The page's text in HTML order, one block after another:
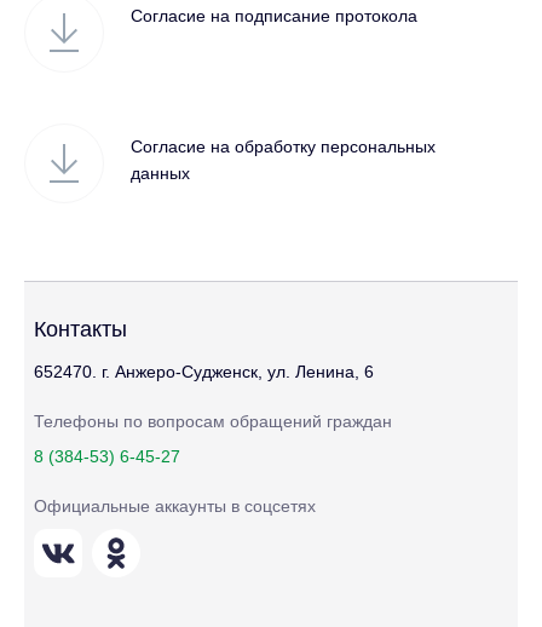
Согласие на подписание протокола
Согласие на обработку персональных
данных
Контакты
652470. г. Анжеро-Судженск, ул. Ленина, 6
Телефоны по вопросам обращений граждан
8 (384-53) 6-45-27
Официальные аккаунты в соцсетях